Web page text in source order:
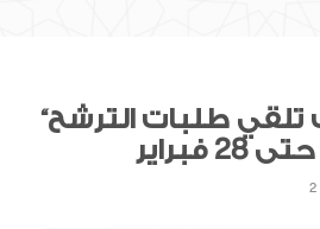
“انشر” يفتح باب تلقي طلبات الترشح